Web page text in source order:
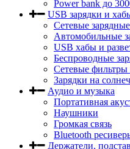
Power bank до
USB зарядки и
Сетевые
Автомобильные
USB хабы и
Беспроводные
Сетевые фильтры
Зарядки на
Аудио и музыка
Портативная
Наушники
Громкая связь
Bluetooth
Держатели,